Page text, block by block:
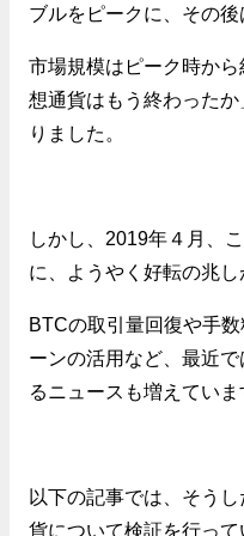
ブルをピークに、その後
市場規模はピーク時か
想通貨はもう終わった
りました。
しかし、2019年４月、
に、ようやく好転の兆し
BTCの取引量回復や手
ーンの活用など、最近
るニュースも増えていま
以下の記事では、そう
貨について検証を行って